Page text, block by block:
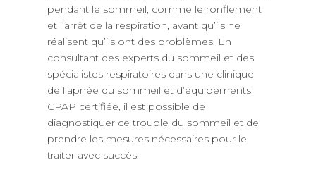
pendant le sommeil, comme le ronflement
et l’arrêt de la respiration, avant qu’ils ne
réalisent qu’ils ont des problèmes. En
consultant des experts du sommeil et des
spécialistes respiratoires dans une clinique
de l’apnée du sommeil et d’équipements
CPAP certifiée, il est possible de
diagnostiquer ce trouble du sommeil et de
prendre les mesures nécessaires pour le
traiter avec succès.